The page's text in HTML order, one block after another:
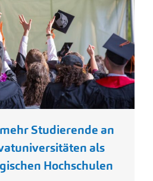
Studierende an
als
Hochschulen